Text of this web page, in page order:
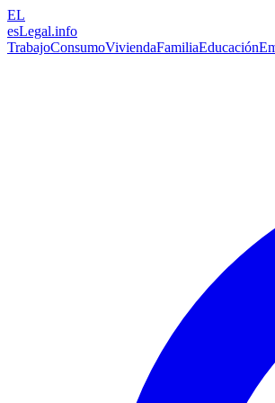
EL
esLegal.info
TrabajoConsumoViviendaFamiliaEducación